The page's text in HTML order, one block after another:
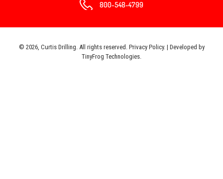
800-548-4799
© 2026, Curtis Drilling. All rights reserved. Privacy Policy. | Developed by
TinyFrog Technologies.